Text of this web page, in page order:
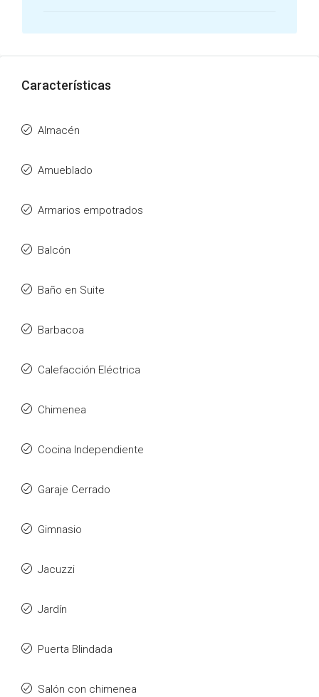
Características
Almacén
Amueblado
Armarios empotrados
Balcón
Baño en Suite
Barbacoa
Calefacción Eléctrica
Chimenea
Cocina Independiente
Garaje Cerrado
Gimnasio
Jacuzzi
Jardín
Puerta Blindada
Salón con chimenea